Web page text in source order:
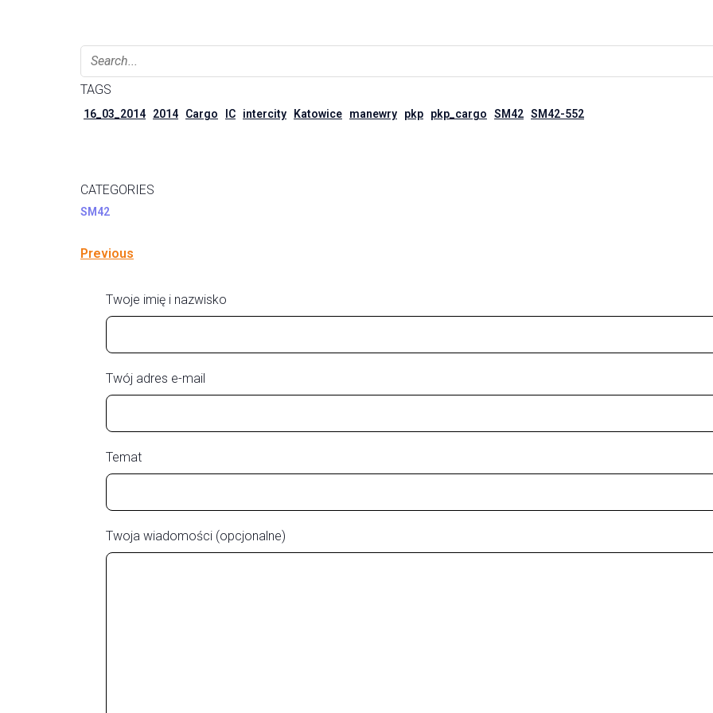
TAGS
16_03_2014 2014 Cargo IC intercity Katowice manewry pkp pkp_cargo SM42 SM42-552
CATEGORIES
SM42
Previous
Twoje imię i nazwisko
Twój adres e-mail
Temat
Twoja wiadomości (opcjonalne)